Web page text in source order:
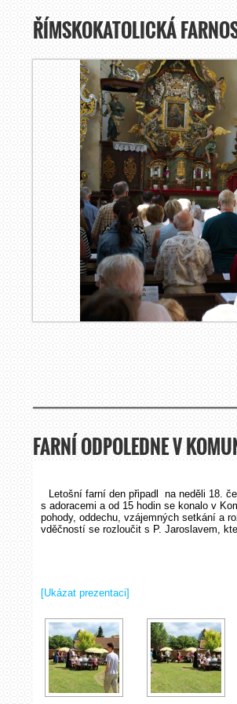
ŘÍMSKOKATOLICKÁ
FARNÍ ODPOLEDNE V
Letošní farní den připadl na neděli 18.
s adoracemi a od 15 hodin se konalo v
pohody, oddechu, vzájemných setkání a
vděčností se rozloučit s P. Jaroslavem,
[Ukázat prezentaci]